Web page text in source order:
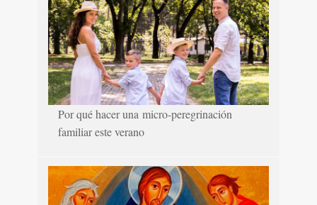
Por qué hacer una micro-peregrinación
familiar este verano